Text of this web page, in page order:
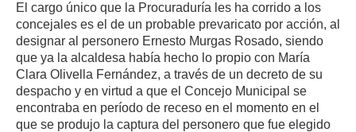
El cargo único que la Procuraduría les ha corrido a los
concejales es el de un probable prevaricato por acción, al
designar al personero Ernesto Murgas Rosado, siendo
que ya la alcaldesa había hecho lo propio con María
Clara Olivella Fernández, a través de un decreto de su
despacho y en virtud a que el Concejo Municipal se
encontraba en período de receso en el momento en el
que se produjo la captura del personero que fue elegido